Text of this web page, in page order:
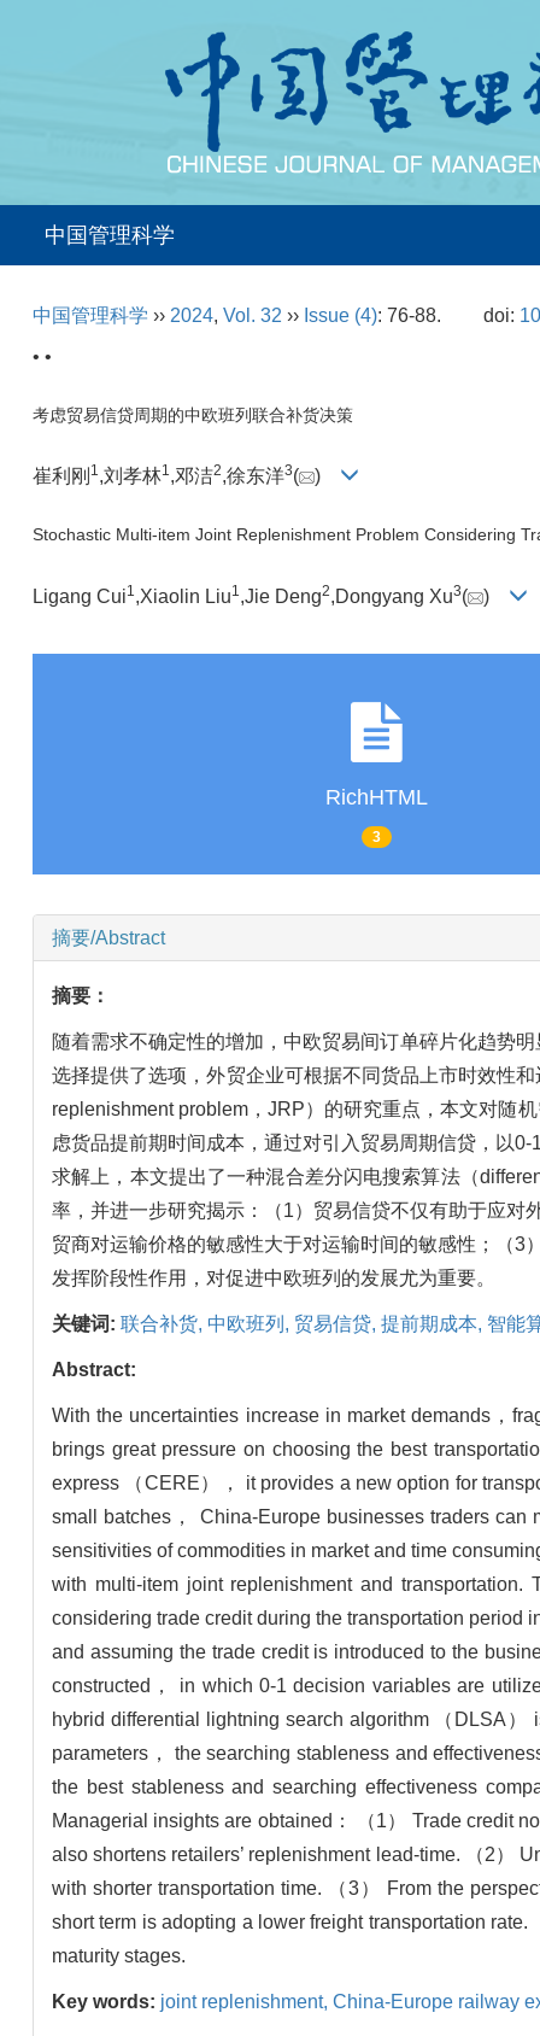
中国管理科学
中国管理科学 ›› 2024, Vol. 32 ›› Issue (4): 76-88. doi:
• •
考虑贸易信贷周期的中欧班列联合补货决策
崔利刚 1,刘孝林1,邓洁2,徐东洋3( )
Stochastic Multi-item Joint Replenishment Problem Considering
Ligang Cui1 ,Xiaolin Liu1 ,Jie Deng2,Dongyang Xu3( )
RichHTML
3
摘要/Abstract
摘要：
随着需求不确定性的增加，中欧贸易间订单碎片化趋势
选择提供了选项，外贸企业可根据不同货品上市时效性
replenishment problem，JRP）的研究重点，本文对随
虑货品提前期时间成本，通过对引入贸易周期信贷，以
求解上，本文提出了一种混合差分闪电搜索算法（
率，并进一步研究揭示：（1）贸易信贷不仅有助于应
贸商对运输价格的敏感性大于对运输时间的敏感性；（
发挥阶段性作用，对促进中欧班列的发展尤为重要。
关键词: 联合补货, 中欧班列, 贸易信贷, 提前期成本, 智能
Abstract:
With the uncertainties increase in market demands，
brings great pressure on choosing the best
express （CERE）， it provides a new option for
small batches， China-Europe businesses traders
sensitivities of commodities in market and time
with multi-item joint replenishment and
considering trade credit during the transportation period
and assuming the trade credit is introduced to the
constructed， in which 0-1 decision variables are
hybrid differential lightning search algorithm （DLSA
parameters， the searching stableness and
the best stableness and searching effectiveness
Managerial insights are obtained： （1） Trade credit
also shortens retailers’ replenishment lead-time. （2）
with shorter transportation time. （3） From the
short term is adopting a lower freight transportation
maturity stages.
Key words: joint replenishment, China-Europe railway